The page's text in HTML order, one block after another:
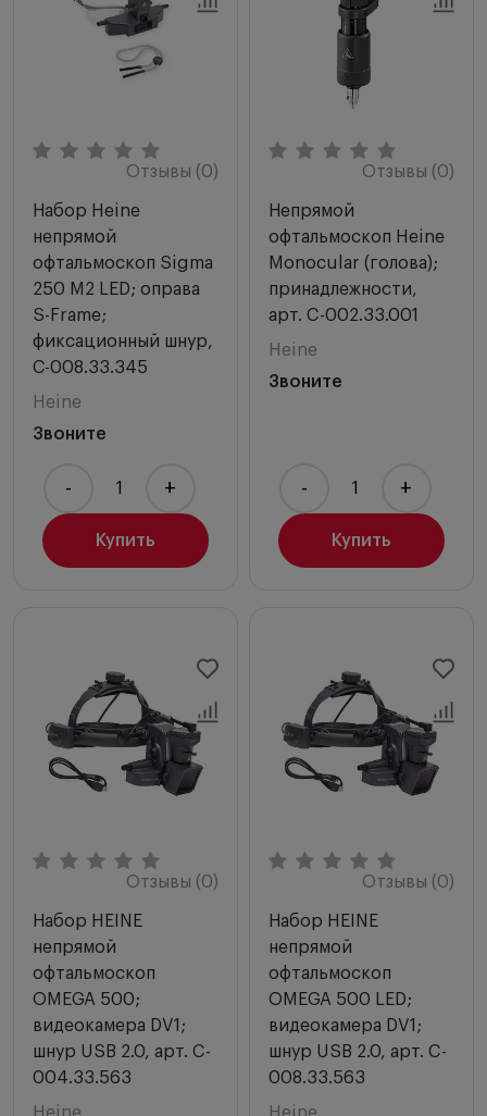
Отзывы (0)
Набор Heine
непрямой
офтальмоскоп Sigma
250 M2 LED; оправа
S-Frame;
фиксационный шнур,
С-008.33.345
Heine
Звоните
Купить
- +
Отзывы (0)
Непрямой
офтальмоскоп Heine
Monocular (голова);
принадлежности,
арт. C-002.33.001
Heine
Звоните
Купить
- +
Отзывы (0)
Набор HEINE
непрямой
офтальмоскоп
OMEGA 500;
видеокамера DV1;
шнур USB 2.0, арт. C-
004.33.563
Отзывы (0)
Набор HEINE
непрямой
офтальмоскоп
OMEGA 500 LED;
видеокамера DV1;
шнур USB 2.0, арт. C-
008.33.563